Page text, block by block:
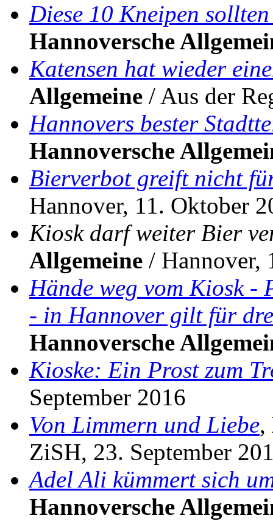
Diese 10 Kneipen
Hannoversche
Katensen hat wieder
Allgemeine / Aus der
Hannovers bester
Hannoversche
Bierverbot greift nicht
Hannover, 11. Oktober
Kiosk darf weiter Bier
Allgemeine / Hannover,
Hände weg vom Kiosk -
- in Hannover gilt für
Hannoversche
Kioske: Ein Prost zum
September 2016
Von Limmern und Liebe,
ZiSH, 23. September
Adel Ali kümmert sich
Hannoversche